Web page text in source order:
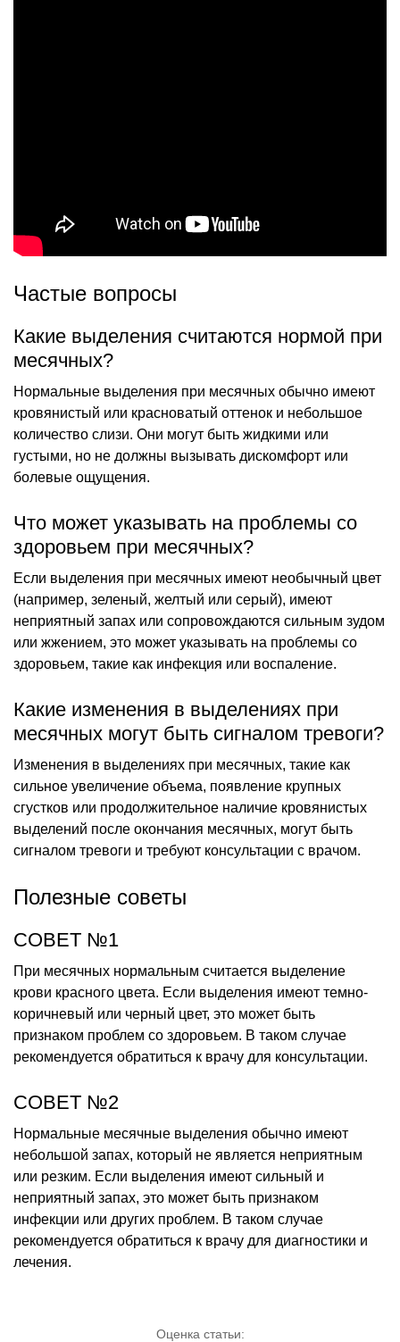
Частые вопросы
Какие выделения считаются нормой при
месячных?
Нормальные выделения при месячных обычно имеют
кровянистый или красноватый оттенок и небольшое
количество слизи. Они могут быть жидкими или
густыми, но не должны вызывать дискомфорт или
болевые ощущения.
Что может указывать на проблемы со
здоровьем при месячных?
Если выделения при месячных имеют необычный цвет
(например, зеленый, желтый или серый), имеют
неприятный запах или сопровождаются сильным зудом
или жжением, это может указывать на проблемы со
здоровьем, такие как инфекция или воспаление.
Какие изменения в выделениях при
месячных могут быть сигналом тревоги?
Изменения в выделениях при месячных, такие как
сильное увеличение объема, появление крупных
сгустков или продолжительное наличие кровянистых
выделений после окончания месячных, могут быть
сигналом тревоги и требуют консультации с врачом.
Полезные советы
СОВЕТ №1
При месячных нормальным считается выделение
крови красного цвета. Если выделения имеют темно-
коричневый или черный цвет, это может быть
признаком проблем со здоровьем. В таком случае
рекомендуется обратиться к врачу для консультации.
СОВЕТ №2
Нормальные месячные выделения обычно имеют
небольшой запах, который не является неприятным
или резким. Если выделения имеют сильный и
неприятный запах, это может быть признаком
инфекции или других проблем. В таком случае
рекомендуется обратиться к врачу для диагностики и
лечения.
Оценка статьи: